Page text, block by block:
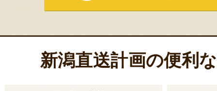
新潟直送計画の便利